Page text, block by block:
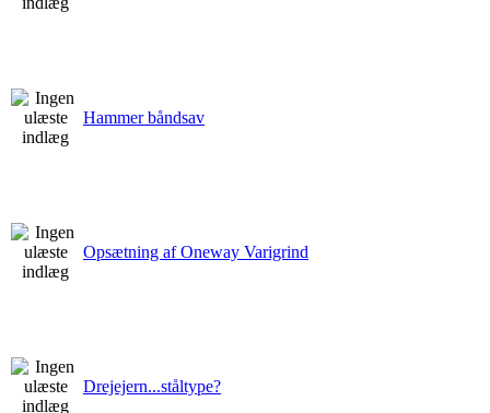
Hammer båndsav
Opsætning af Oneway Varigrind
Drejejern...ståltype?